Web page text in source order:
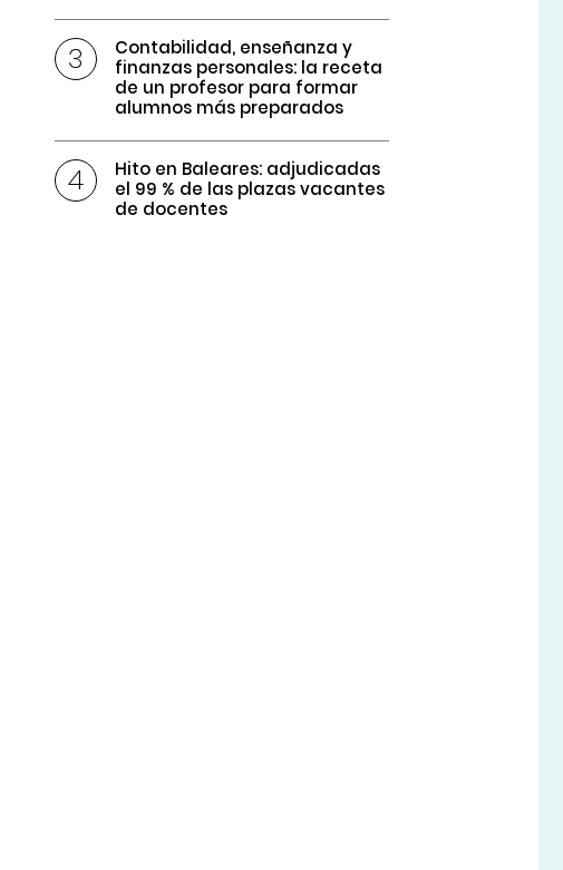
Contabilidad, enseñanza y
finanzas personales: la receta
de un profesor para formar
alumnos más preparados
Hito en Baleares: adjudicadas
el 99 % de las plazas vacantes
de docentes